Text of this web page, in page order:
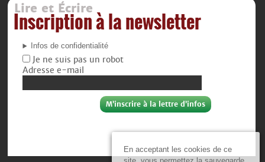
En acceptant les cookies de ce
Lire et Écrire
Inscription à la newsletter
Infos de confidentialité
Je ne suis pas un robot
Adresse e-mail